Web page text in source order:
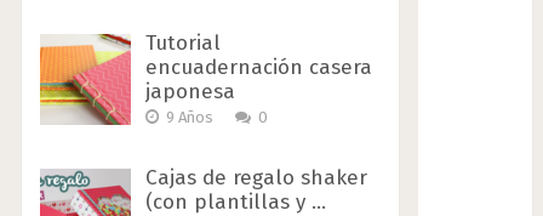
Tutorial
encuadernación casera
japonesa
9 Años 0
Cajas de regalo shaker
(con plantillas y …